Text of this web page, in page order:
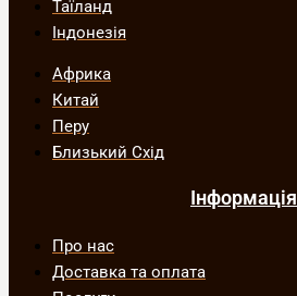
Таїланд
Індонезія
Африка
Китай
Перу
Близький Схід
Інформація
Про нас
Доставка та оплата